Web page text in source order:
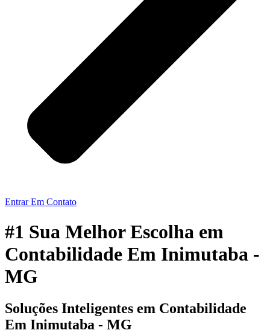
Entrar Em Contato
#1 Sua Melhor Escolha em
Contabilidade Em Inimutaba -
MG
Soluções Inteligentes em Contabilidade
Em Inimutaba - MG